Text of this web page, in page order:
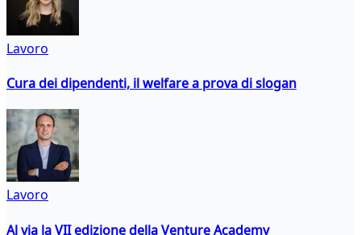
Lavoro
Cura dei dipendenti, il welfare a prova di slogan
Lavoro
Al via la VII edizione della Venture Academy